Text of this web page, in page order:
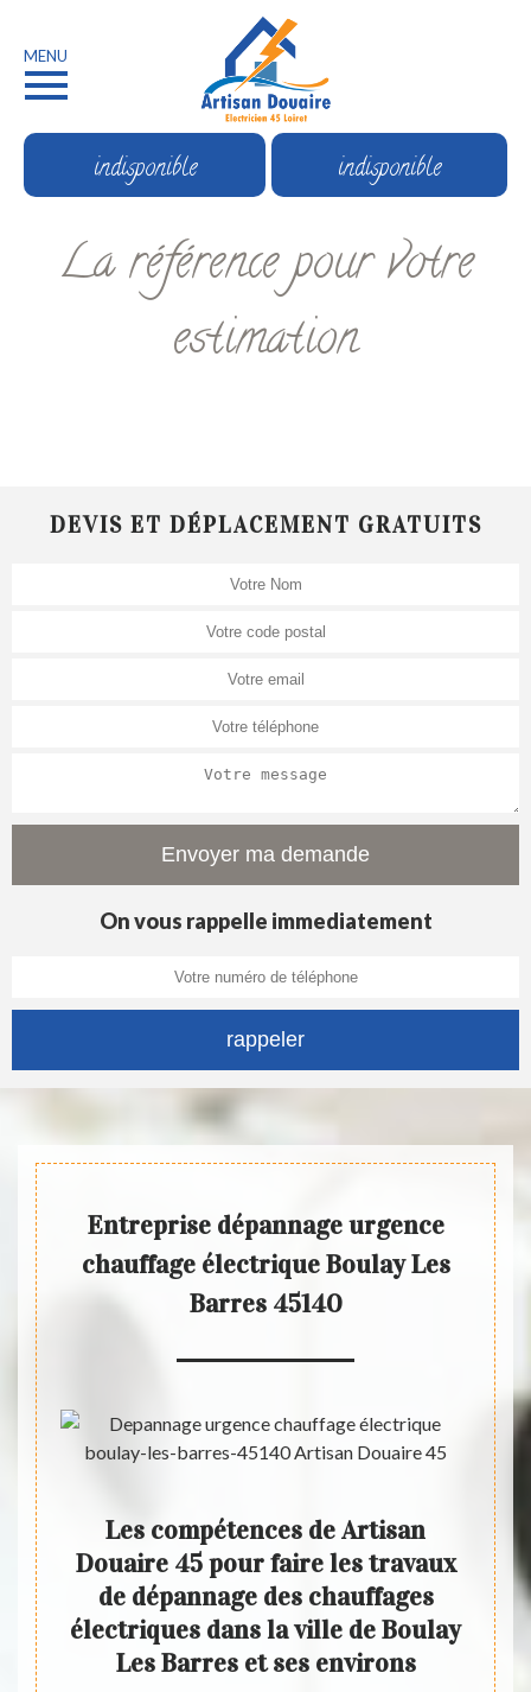
MENU
indisponible indisponible
La référence pour votre
estimation
DEVIS ET DÉPLACEMENT GRATUITS
On vous rappelle immediatement
Entreprise dépannage urgence
chauffage électrique Boulay Les
Barres 45140
au
Les compétences de Artisan
Douaire 45 pour faire les travaux
de dépannage des chauffages
électriques dans la ville de Boulay
Les Barres et ses environs